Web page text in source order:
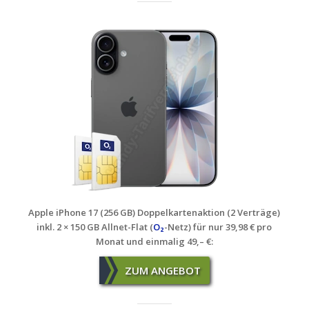
Apple iPhone 17 (256 GB) Doppelkartenaktion (2 Verträge)
inkl. 2 × 150 GB Allnet-Flat (O₂-Netz) für nur 39,98 € pro
Monat und einmalig 49,– €:
ZUM ANGEBOT